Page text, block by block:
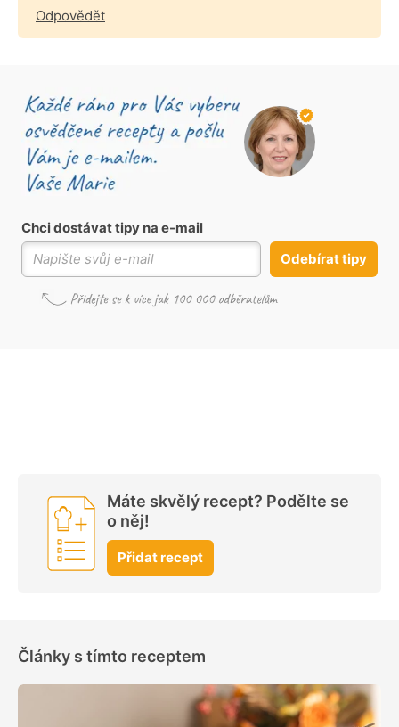
Odpovědět
Chci dostávat tipy na e-mail
Odebírat tipy
Máte skvělý recept? Podělte se
o něj!
Přidat recept
Články s tímto receptem